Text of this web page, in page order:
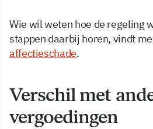
Wie wil weten hoe de regeling
stappen daarbij horen, vindt
affectieschade.
Verschil met
vergoedingen